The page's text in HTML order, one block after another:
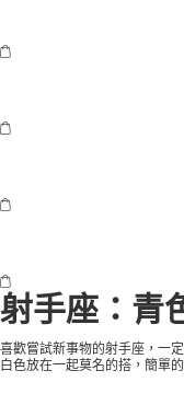
射手座：青
喜歡嘗試新事物的射手座，一
白色放在一起莫名的搭，簡單